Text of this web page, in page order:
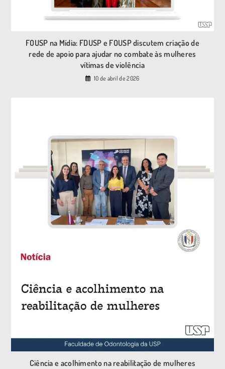
FOUSP na Mídia: FDUSP e FOUSP discutem criação de
rede de apoio para ajudar no combate às mulheres
vítimas de violência
10 de abril de 2026
Ciência e acolhimento na reabilitação de mulheres